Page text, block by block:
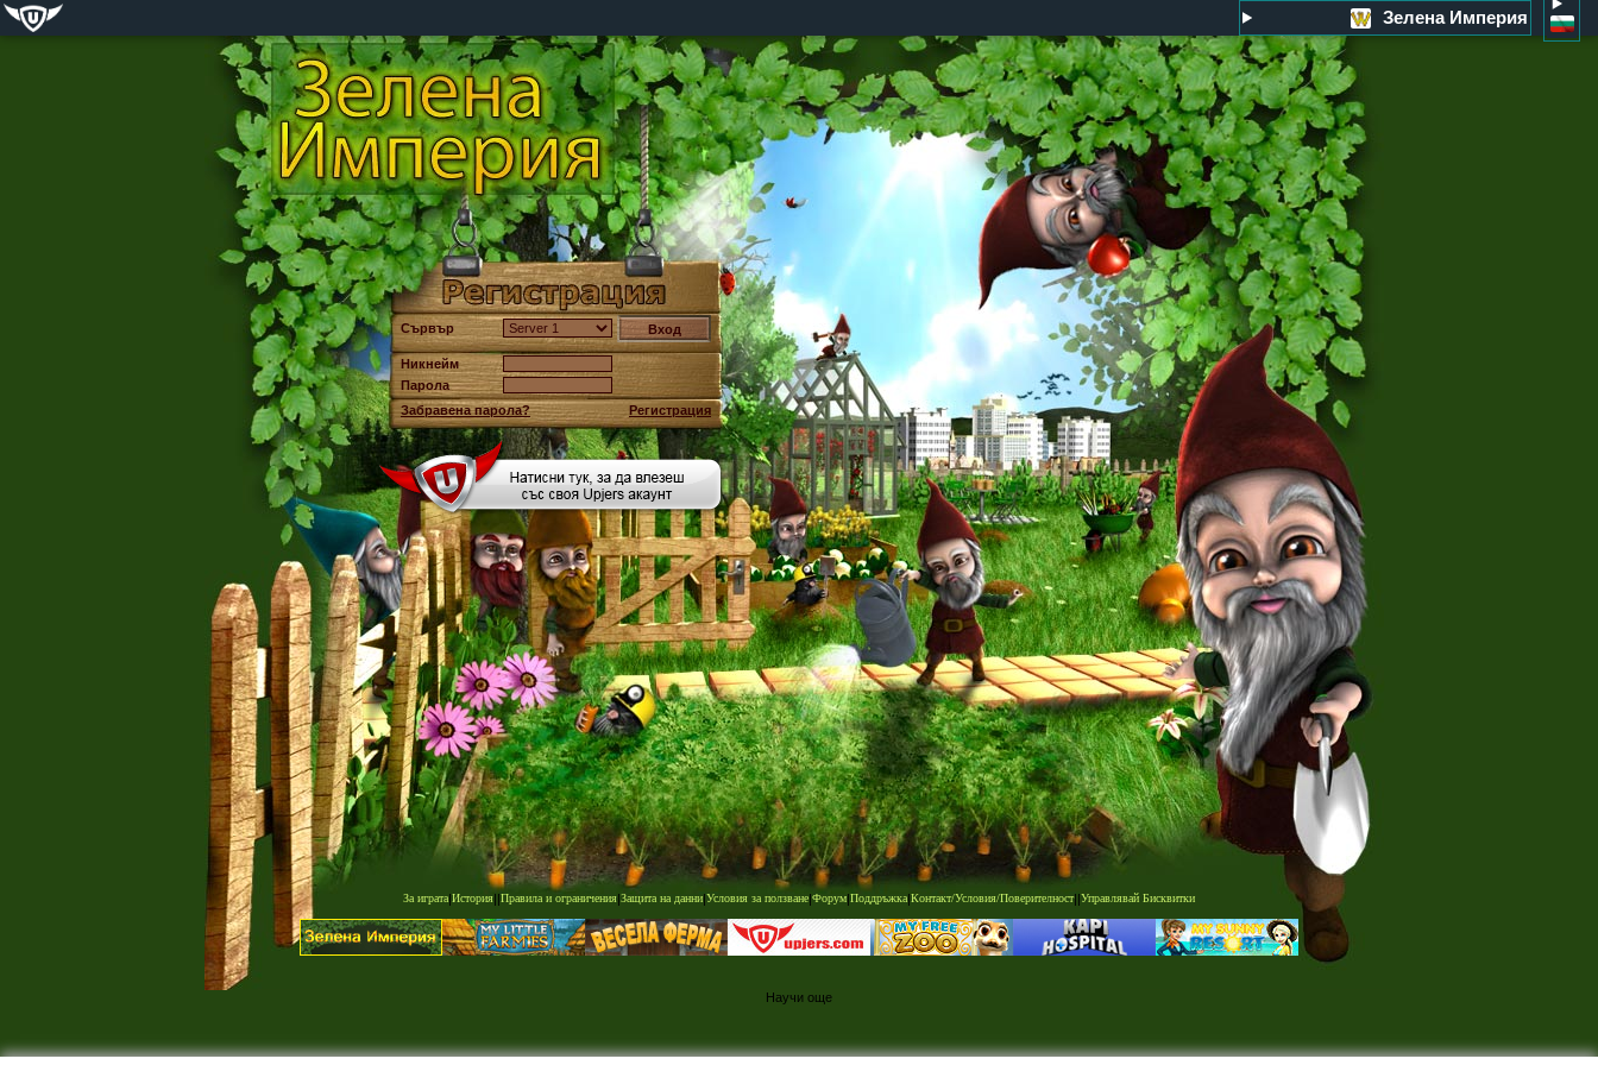
Сървър
Никнейм
Парола
Забравена парола?
Регистрация
Научи още
За играта|История||Правила и ограничения|Защита на данни|Условия за ползване|Форум|Поддръжка|Контакт/Условия/Поверителност||Управлявай Бисквитки
Зелена Империя